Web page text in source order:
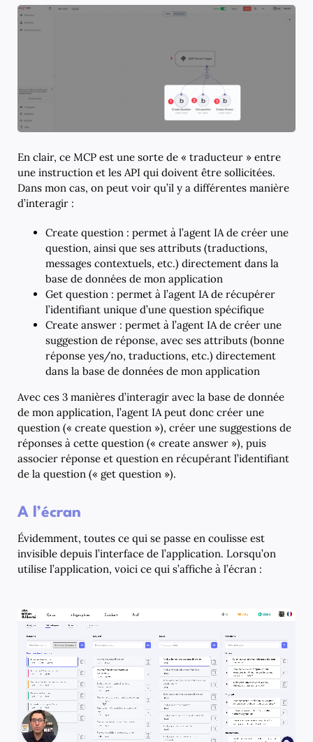
En clair, ce MCP est une sorte de « traducteur » entre
une instruction et les API qui doivent être sollicitées.
Dans mon cas, on peut voir qu’il y a différentes manière
d’interagir :
Create question : permet à l’agent IA de créer une
question, ainsi que ses attributs (traductions,
messages contextuels, etc.) directement dans la
base de données de mon application
Get question : permet à l’agent IA de récupérer
l’identifiant unique d’une question spécifique
Create answer : permet à l’agent IA de créer une
suggestion de réponse, avec ses attributs (bonne
réponse yes/no, traductions, etc.) directement
dans la base de données de mon application
Avec ces 3 manières d’interagir avec la base de donnée
de mon application, l’agent IA peut donc créer une
question (« create question »), créer une suggestions de
réponses à cette question (« create answer »), puis
associer réponse et question en récupérant l’identifiant
de la question (« get question »).
A l’écran
Évidemment, toutes ce qui se passe en coulisse est
invisible depuis l’interface de l’application. Lorsqu’on
utilise l’application, voici ce qui s’affiche à l’écran :